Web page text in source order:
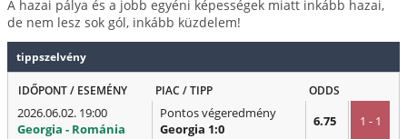
A hazai pálya és a jobb egyéni képességek miatt inkább hazai,
de nem lesz sok gól, inkább küzdelem!
tippszelvény
IDŐPONT / ESEMÉNY PIAC / TIPP ODDS
2026.06.02. 19:00
Georgia - Románia
Pontos végeredmény
Georgia 1:0
6.75 1 - 1